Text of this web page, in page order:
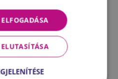
ugyanez a
fellelhető, és
a postafiókokból.
XDR válaszadási
az összes áldozat
ELFOGADÁSA
ELUTASÍTÁSA